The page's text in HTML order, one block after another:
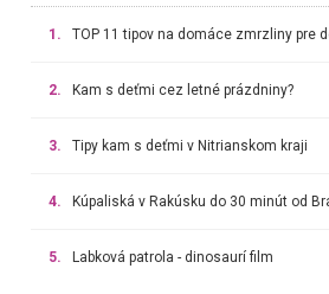
1. TOP 11 tipov na domáce zmrzliny pre
2. Kam s deťmi cez letné prázdniny?
3. Tipy kam s deťmi v Nitrianskom kraji
4. Kúpaliská v Rakúsku do 30 minút od
5. Labková patrola - dinosaurí film